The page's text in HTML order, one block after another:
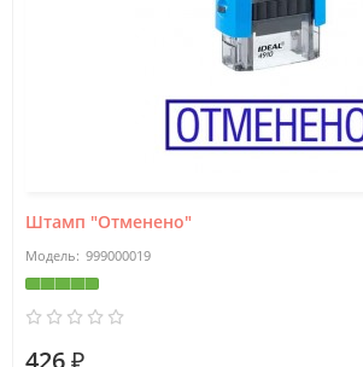
Штамп "Отменено"
999000019